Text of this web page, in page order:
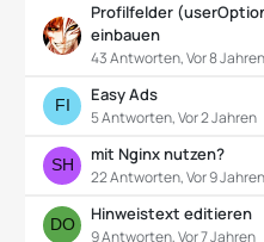
Profilfelder
einbauen
43 Antworten, Vor 8 Jahren
Easy Ads
5 Antworten, Vor 2 Jahren
mit Nginx nutzen?
22 Antworten, Vor 9 Jahren
Hinweistext editieren
9 Antworten, Vor 7 Jahren